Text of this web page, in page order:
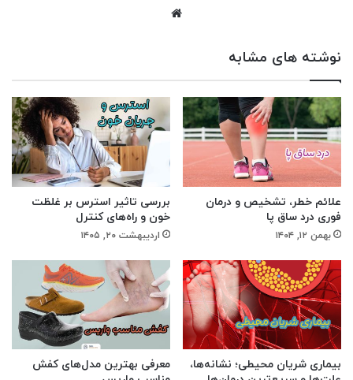
نوشته های مشابه
علائم خطر، تشخیص و درمان
فوری درد ساق پا
بهمن ۱۲, ۱۴۰۴
بررسی تاثیر استرس بر غلظت
خون و راه‌های کنترل
اردیبهشت ۲۰, ۱۴۰۵
بیماری شریان محیطی؛ نشانه‌ها،
معرفی بهترین مدل‌های کفش